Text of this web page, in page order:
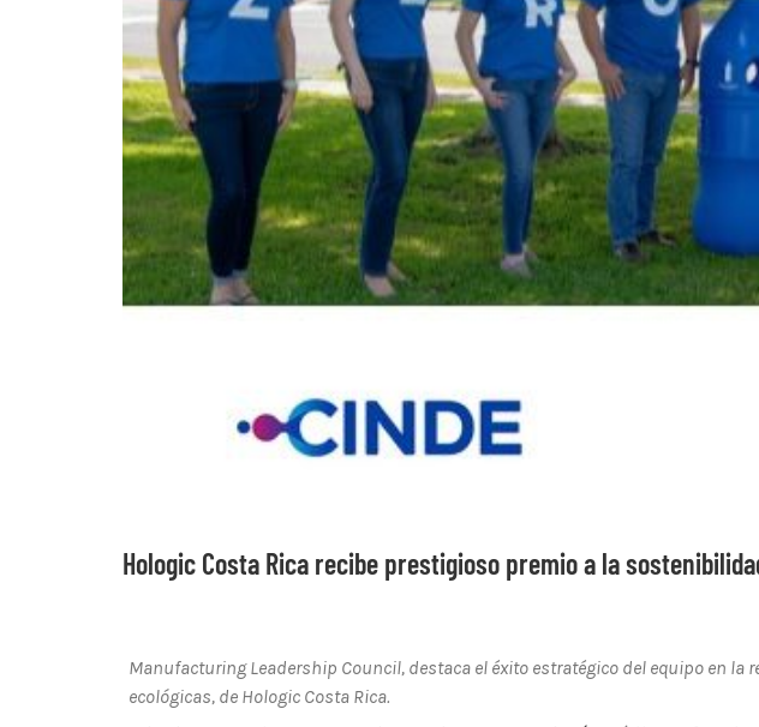
Hologic Costa Rica recibe prestigioso premio a la
Manufacturing Leadership Council, destaca el éxito estratégico del equipo en
ecológicas, de Hologic Costa Rica.